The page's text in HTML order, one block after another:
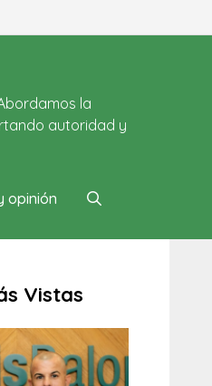
la
autoridad y
opinión
Vistas